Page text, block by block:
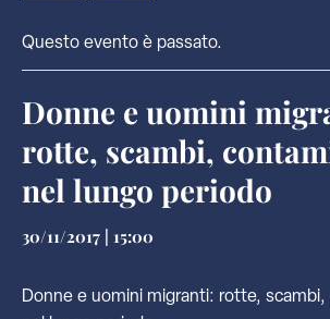
Questo evento è passato.
Donne e uomini
rotte, scambi,
nel lungo periodo
30/11/2017 | 15:00
Donne e uomini migranti: rotte, scambi,